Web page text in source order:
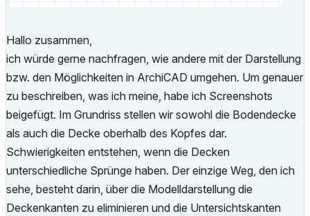
Hallo zusammen,
ich würde gerne nachfragen, wie andere mit der Darstellung
bzw. den Möglichkeiten in ArchiCAD umgehen. Um genauer
zu beschreiben, was ich meine, habe ich Screenshots
beigefügt. Im Grundriss stellen wir sowohl die Bodendecke
als auch die Decke oberhalb des Kopfes dar.
Schwierigkeiten entstehen, wenn die Decken
unterschiedliche Sprünge haben. Der einzige Weg, den ich
sehe, besteht darin, über die Modelldarstellung die
Deckenkanten zu eliminieren und die Untersichtskanten